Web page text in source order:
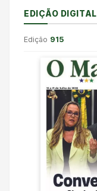
EDIÇÃO DIGITAL
Edição 915